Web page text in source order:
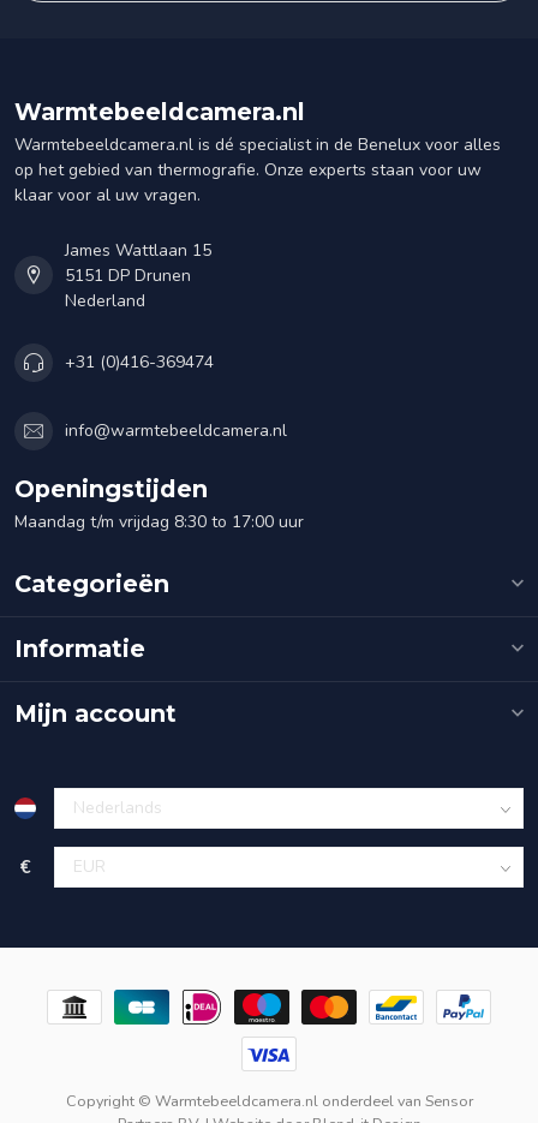
Warmtebeeldcamera.nl
Warmtebeeldcamera.nl is dé specialist in de Benelux voor alles
op het gebied van thermografie. Onze experts staan voor uw
klaar voor al uw vragen.
James Wattlaan 15
5151 DP Drunen
Nederland
+31 (0)416-369474
info@warmtebeeldcamera.nl
Openingstijden
Maandag t/m vrijdag 8:30 to 17:00 uur
Categorieën
Informatie
Mijn account
€
Copyright © Warmtebeeldcamera.nl onderdeel van Sensor